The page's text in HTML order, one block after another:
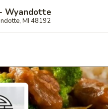
Wyandotte
MI 48192